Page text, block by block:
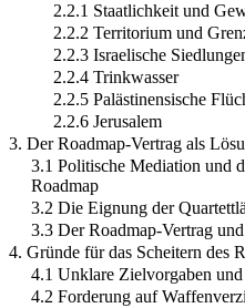
2.2.1 Staatlichkeit und
2.2.2 Territorium und
2.2.3 Israelische
2.2.4 Trinkwasser
2.2.5 Palästinensische
2.2.6 Jerusalem
3. Der Roadmap-Vertrag als
3.1 Politische Mediation und
Roadmap
3.2 Die Eignung der
3.3 Der Roadmap-Vertrag
4. Gründe für das Scheitern des
4.1 Unklare Zielvorgaben
4.2 Forderung auf